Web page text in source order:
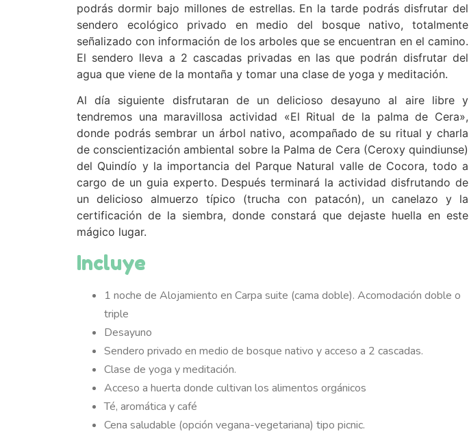
podrás dormir bajo millones de estrellas. En la tarde podrás disfrutar del
sendero ecológico privado en medio del bosque nativo, totalmente
señalizado con información de los arboles que se encuentran en el camino.
El sendero lleva a 2 cascadas privadas en las que podrán disfrutar del
agua que viene de la montaña y tomar una clase de yoga y meditación.
Al día siguiente disfrutaran de un delicioso desayuno al aire libre y
tendremos una maravillosa actividad «El Ritual de la palma de Cera»,
donde podrás sembrar un árbol nativo, acompañado de su ritual y charla
de conscientización ambiental sobre la Palma de Cera (Ceroxy quindiunse)
del Quindío y la importancia del Parque Natural valle de Cocora, todo a
cargo de un guia experto. Después terminará la actividad disfrutando de
un delicioso almuerzo típico (trucha con patacón), un canelazo y la
certificación de la siembra, donde constará que dejaste huella en este
mágico lugar.
Incluye
1 noche de Alojamiento en Carpa suite (cama doble). Acomodación doble o
triple
Desayuno
Sendero privado en medio de bosque nativo y acceso a 2 cascadas.
Clase de yoga y meditación.
Acceso a huerta donde cultivan los alimentos orgánicos
Té, aromática y café
Cena saludable (opción vegana-vegetariana) tipo picnic.